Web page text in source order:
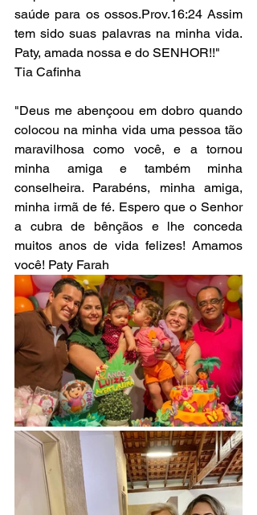
saúde para os ossos.Prov.16:24 Assim
tem sido suas palavras na minha vida.
Paty, amada nossa e do SENHOR!!"
Tia Cafinha
"Deus me abençoou em dobro quando
colocou na minha vida uma pessoa tão
maravilhosa como você, e a tornou
minha amiga e também minha
conselheira. Parabéns, minha amiga,
minha irmã de fé. Espero que o Senhor
a cubra de bênçãos e lhe conceda
muitos anos de vida felizes! Amamos
você! Paty Farah